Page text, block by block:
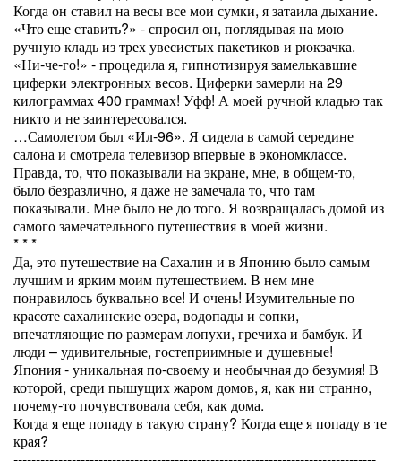
Когда он ставил на весы все мои сумки, я затаила дыхание.
«Что еще ставить?» - спросил он, поглядывая на мою
ручную кладь из трех увесистых пакетиков и рюкзачка.
«Ни-че-го!» - процедила я, гипнотизируя замелькавшие
циферки электронных весов. Циферки замерли на 29
килограммах 400 граммах! Уфф! А моей ручной кладью так
никто и не заинтересовался.
…Самолетом был «Ил-96». Я сидела в самой середине
салона и смотрела телевизор впервые в экономклассе.
Правда, то, что показывали на экране, мне, в общем-то,
было безразлично, я даже не замечала то, что там
показывали. Мне было не до того. Я возвращалась домой из
самого замечательного путешествия в моей жизни.
* * *
Да, это путешествие на Сахалин и в Японию было самым
лучшим и ярким моим путешествием. В нем мне
понравилось буквально все! И очень! Изумительные по
красоте сахалинские озера, водопады и сопки,
впечатляющие по размерам лопухи, гречиха и бамбук. И
люди – удивительные, гостеприимные и душевные!
Япония - уникальная по-своему и необычная до безумия! В
которой, среди пышущих жаром домов, я, как ни странно,
почему-то почувствовала себя, как дома.
Когда я еще попаду в такую страну? Когда еще я попаду в те
края?